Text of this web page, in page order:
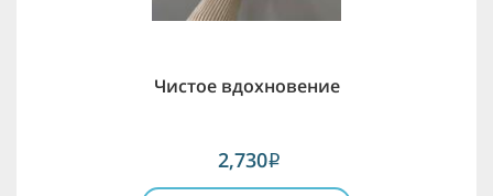
Чистое вдохновение
2,730i